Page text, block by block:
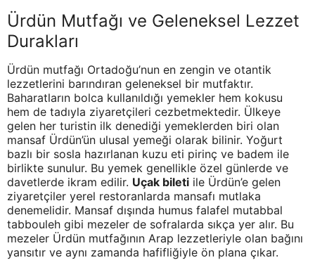
Ürdün Mutfağı ve Geleneksel Lezzet
Durakları
Ürdün mutfağı Ortadoğu’nun en zengin ve otantik
lezzetlerini barındıran geleneksel bir mutfaktır.
Baharatların bolca kullanıldığı yemekler hem kokusu
hem de tadıyla ziyaretçileri cezbetmektedir. Ülkeye
gelen her turistin ilk denediği yemeklerden biri olan
mansaf Ürdün’ün ulusal yemeği olarak bilinir. Yoğurt
bazlı bir sosla hazırlanan kuzu eti pirinç ve badem ile
birlikte sunulur. Bu yemek genellikle özel günlerde ve
davetlerde ikram edilir. Uçak bileti ile Ürdün’e gelen
ziyaretçiler yerel restoranlarda mansafı mutlaka
denemelidir. Mansaf dışında humus falafel mutabbal
tabbouleh gibi mezeler de sofralarda sıkça yer alır. Bu
mezeler Ürdün mutfağının Arap lezzetleriyle olan bağını
yansıtır ve aynı zamanda hafifliğiyle ön plana çıkar.